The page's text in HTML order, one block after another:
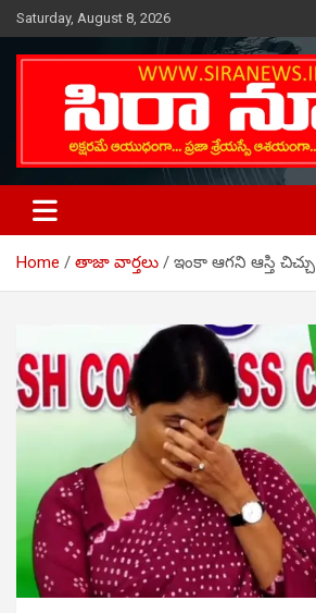
Skip
to
content
Saturday, August 8, 2026
SIRA NEWS
Telugu Online News Daily
Home తాజా వార్తలు ఇంకా ఆగని ఆస్తి చిచ్చు